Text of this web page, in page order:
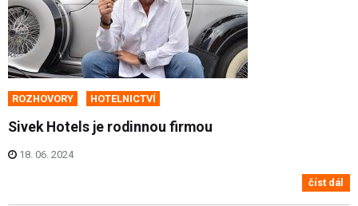
ROZHOVORY HOTELNICTVÍ
Sivek Hotels je rodinnou firmou
18. 06. 2024
číst dál